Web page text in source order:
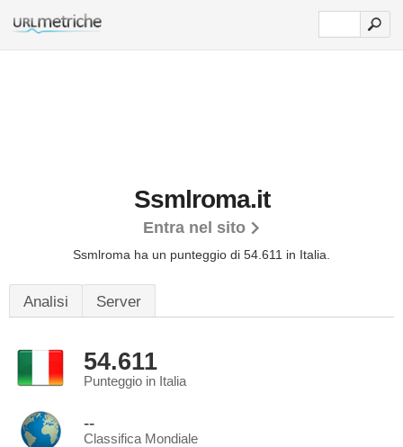
Ssmlroma.it
Entra nel sito
Ssmlroma ha un punteggio di 54.611 in Italia.
Analisi Server
54.611
Punteggio in Italia
--
Classifica Mondiale